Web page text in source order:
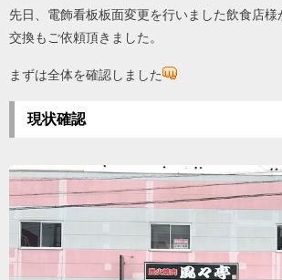
先日、電飾看板板面変更を行いました飲食店
交換もご依頼頂きました。
まずは全体を確認しました
現状確認